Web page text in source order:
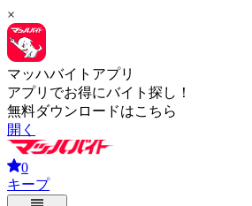
×
マッハバイトアプリ
アプリでお得にバイト探し！
無料ダウンロードはこちら
開く
0
キープ